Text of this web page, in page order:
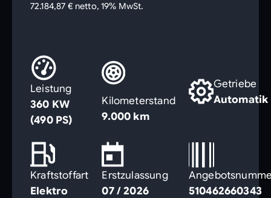
72.184,87 € netto, 19% MwSt.
Leistung
360 KW
(490 PS)
Kilometerstand
9.000 km
Getriebe
Automatik
Kraftstoffart
Elektro
Erstzulassung
07 / 2026
510462660343